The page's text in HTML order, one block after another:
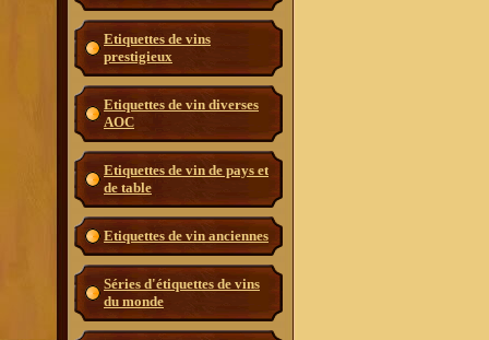
Etiquettes de vins
prestigieux
Etiquettes de vin diverses
AOC
Etiquettes de vin de pays et
de table
Etiquettes de vin anciennes
Séries d'étiquettes de vins
du monde